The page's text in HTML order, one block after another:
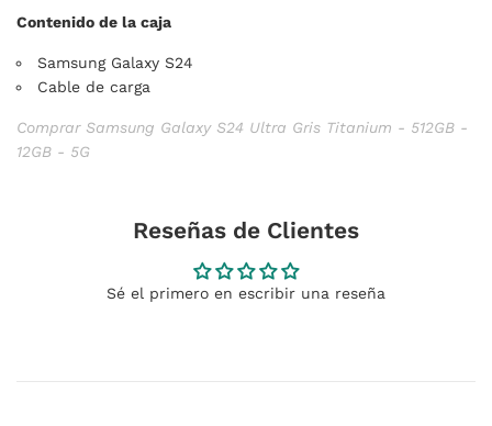
Contenido de la caja
Samsung Galaxy S24
Cable de carga
Comprar Samsung Galaxy S24 Ultra Gris Titanium - 512GB -
12GB - 5G
Reseñas de Clientes
Sé el primero en escribir una reseña